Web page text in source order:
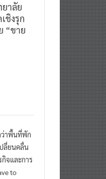
าลัย
ชิงรุก
“ขาย
ว่าพื้นที่พัก
ลี่ยนคลื่น
กิจและการ
to